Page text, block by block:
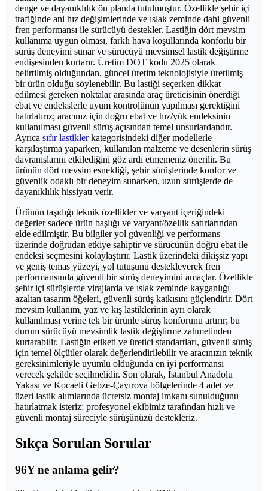
denge ve dayanıklılık ön planda tutulmuştur. Özellikle şehir içi
trafiğinde ani hız değişimlerinde ve ıslak zeminde dahi güvenli
fren performansı ile sürücüyü destekler. Lastiğin dört mevsim
kullanıma uygun olması, farklı hava koşullarında konforlu bir
sürüş deneyimi sunar ve sürücüyü mevsimsel lastik değiştirme
endişesinden kurtarır. Üretim DOT kodu 2025 olarak
belirtilmiş olduğundan, güncel üretim teknolojisiyle üretilmiş
bir ürün olduğu söylenebilir. Bu lastiği seçerken dikkat
edilmesi gereken noktalar arasında araç üreticisinin önerdiği
ebat ve endekslerle uyum kontrolünün yapılması gerektiğini
hatırlatırız; aracınız için doğru ebat ve hız/yük endeksinin
kullanılması güvenli sürüş açısından temel unsurlardandır.
Ayrıca sıfır lastiklerkategorisindeki diğer modellerle
karşılaştırma yaparken, kullanılan malzeme ve desenlerin sürüş
davranışlarını etkilediğini göz ardı etmemeniz önerilir. Bu
ürünün dört mevsim esnekliği, şehir sürüşlerinde konfor ve
güvenlik odaklı bir deneyim sunarken, uzun sürüşlerde de
dayanıklılık hissiyatı verir.
Ürünün taşıdığı teknik özellikler ve varyant içeriğindeki
değerler sadece ürün başlığı ve varyant/özellik satırlarından
elde edilmiştir. Bu bilgiler yol güvenliği ve performans
üzerinde doğrudan etkiye sahiptir ve sürücünün doğru ebat ile
endeksi seçmesini kolaylaştırır. Lastik üzerindeki dikişsiz yapı
ve geniş temas yüzeyi, yol tutuşunu destekleyerek fren
performansında güvenli bir sürüş deneyimini amaçlar. Özellikle
şehir içi sürüşlerde virajlarda ve ıslak zeminde kayganlığı
azaltan tasarım öğeleri, güvenli sürüş katkısını güçlendirir. Dört
mevsim kullanım, yaz ve kış lastiklerinin ayrı olarak
kullanılması yerine tek bir ürünle sürüş konforunu artırır; bu
durum sürücüyü mevsimlik lastik değiştirme zahmetinden
kurtarabilir. Lastiğin etiketi ve üretici standartları, güvenli sürüş
için temel ölçütler olarak değerlendirilebilir ve aracınızın teknik
gereksinimleriyle uyumlu olduğunda en iyi performansı
verecek şekilde seçilmelidir. Son olarak, İstanbul Anadolu
Yakası ve Kocaeli Gebze-Çayırova bölgelerinde 4 adet ve
üzeri lastik alımlarında ücretsiz montaj imkanı sunulduğunu
hatırlatmak isteriz; profesyonel ekibimiz tarafından hızlı ve
güvenli montaj süreciyle sürüşünüzü destekleriz.
Sıkça Sorulan Sorular
96Y ne anlama gelir?